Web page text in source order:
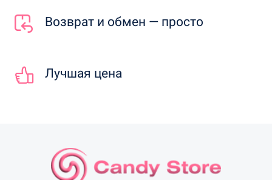
Возврат и обмен — просто
Лучшая цена